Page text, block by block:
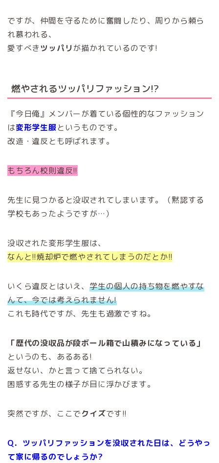
ですが、仲間を守るために奮闘したり、周りから頼ら
れ慕われる、
愛すべきツッパリ が描かれているのです!
燃やされるツッパリファッション!?
『今日俺』メンバーが着ている個性的なファッション
は変形学生服というものです。
改造・違反とも呼ばれます。
もちろん校則違反!!
先生に見つかると没収されてしまいます。（黙認する
学校もあったようですが…）
没収された変形学生服は、
なんと!!焼却炉で燃やされてしまうのだとか!!
いくら違反とはいえ、 学生の個人の持ち物を燃やすな
んて、今では考えられません!
これも時代ですが、先生も過激ですね。
「歴代の没収品が段ボール箱で山積みになっている」
というのも、あるある!
返せない、かと言って捨てられない。
困惑する先生の様子が目に浮かびます。
突然ですが、ここでクイズです!!
Q．ツッパリファッションを没収された日は、どうやっ
て家に帰るのでしょうか?